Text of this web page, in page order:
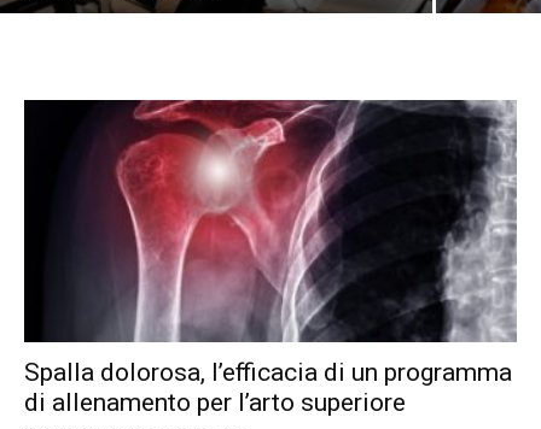
Spalla dolorosa, l’efficacia di un programma
di allenamento per l’arto superiore